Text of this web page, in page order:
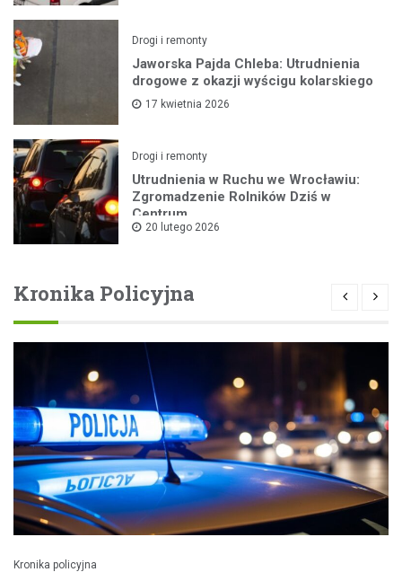
Drogi i remonty
Jaworska Pajda Chleba: Utrudnienia
drogowe z okazji wyścigu kolarskiego
17 kwietnia 2026
Drogi i remonty
Utrudnienia w Ruchu we Wrocławiu:
Zgromadzenie Rolników Dziś w
Centrum
20 lutego 2026
Kronika Policyjna
Kronika policyjna